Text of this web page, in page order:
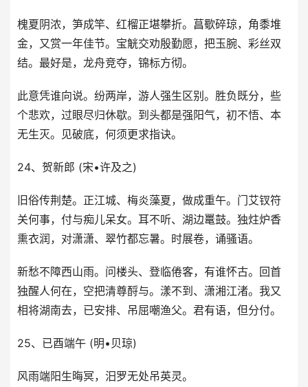
槐夏阴浓，笋成竿、红榴正堪攀折。菖歜碎琼，角黍堆
金，又赏一年佳节。宝觥交劝殷勤愿，把玉腕、彩丝双
结。最好是，龙舟竞夺，锦标方彻。
此意凭谁向说。纷两岸，游人强生区别。胜负既分，些
个悲欢，过眼尽归休歇。到头都是强阳气，初不悟、本
无生灭。见破底，何须更求指诀。
24、贺新郎 (宋•许及之)
旧俗传荆楚。正江城、梅炎藻夏，做成重午。门艾钗符
关何事，付与痴儿呆女。耳不听、湖边鼍鼓。独炷炉香
熏衣润，对潇潇、翠竹都忘暑。时展卷，诵骚语。
新愁不障西山雨。问楼头、登临倦客，有谁怀古。回首
独醒人何在，空把清尊酹与。漾不到、潇湘江渚。我又
相将湖南去，已安排、吊屈嘲渔父。君有语，但分付。
25、已酉端午 (明•贝琼)
风雨端阳生晦冥，汨罗无处吊英灵。